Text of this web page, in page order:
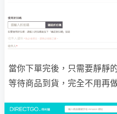
當你下單完後，只需要靜靜
等待商品到貨，完全不用再